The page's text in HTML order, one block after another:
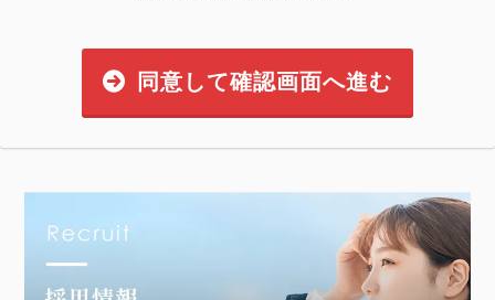
同意して確認画面へ進む